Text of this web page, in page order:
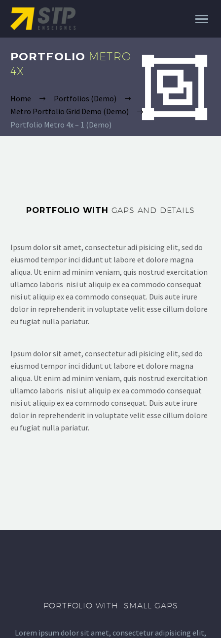


PORTFOLIO METRO
4X
Home
Portfolios (Demo)
Metro Portfolio Grid Demo (Demo)
Portfolio Metro 4x – 1 (Demo)
PORTFOLIO WITH GAPS AND DETAILS
Ipsum dolor sit amet, consectetur adi pisicing elit, sed do
eiusmod tempor inci didunt ut labore et dolore magna
aliqua. Ut enim ad minim veniam, quis nostrud exercitation
ullamco laboris nisi ut aliquip ex ea commodo consequat
nisi ut aliquip ex ea commodo consequat. Duis aute irure
dolor in reprehenderit in voluptate velit esse cillum dolore
eu fugiat nulla pariatur.
Ipsum dolor sit amet, consectetur adi pisicing elit, sed do
eiusmod tempor inci didunt ut labore et dolore magna
aliqua. Ut enim ad minim veniam, quis nostrud exercitation
ullamco laboris nisi ut aliquip ex ea commodo consequat
nisi ut aliquip ex ea commodo consequat. Duis aute irure
dolor in reprehenderit in voluptate velit esse cillum dolore
eu fugiat nulla pariatur.
PORTFOLIO WITH SMALL GAPS
Lorem ipsum dolor sit amet, consectetur adipisicing elit,